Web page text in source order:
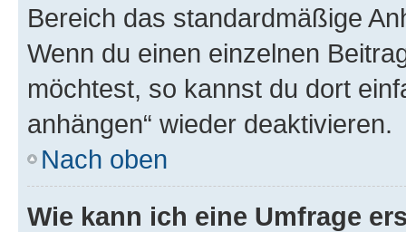
Bereich das standardmäßige
Wenn du einen einzelnen
möchtest, so kannst du dort
anhängen“ wieder deaktivieren.
Nach oben
Wie kann ich eine Umfrage